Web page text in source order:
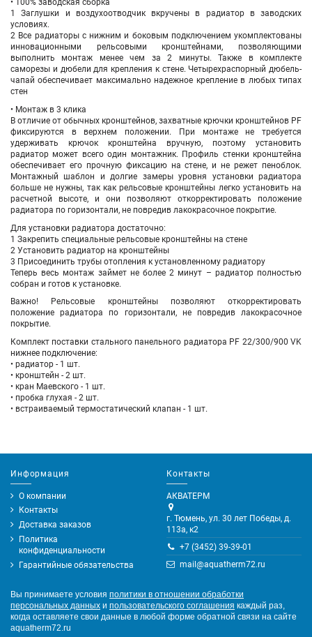
• 100% заводская сборка
1 Заглушки и воздухоотводчик вкручены в радиатор в заводских
условиях.
2 Все радиаторы с нижним и боковым подключением укомплектованы
инновационными рельсовыми кронштейнами, позволяющими
выполнить монтаж менее чем за 2 минуты. Также в комплекте
саморезы и дюбели для крепления к стене. Четырехраспорный дюбель-
чапай обеспечивает максимально надежное крепление в любых типах
стен
• Монтаж в 3 клика
В отличие от обычных кронштейнов, захватные крючки кронштейнов PF
фиксируются в верхнем положении. При монтаже не требуется
удерживать крючок кронштейна вручную, поэтому установить
радиатор может всего один монтажник. Профиль стенки кронштейна
обеспечивает его прочную фиксацию на стене, и не режет пеноблок.
Монтажный шаблон и долгие замеры уровня установки радиатора
больше не нужны, так как рельсовые кронштейны легко установить на
расчетной высоте, и они позволяют откорректировать положение
радиатора по горизонтали, не повредив лакокрасочное покрытие.
Для установки радиатора достаточно:
1 Закрепить специальные рельсовые кронштейны на стене
2 Установить радиатор на кронштейны
3 Присоединить трубы отопления к установленному радиатору
Теперь весь монтаж займет не более 2 минут – радиатор полностью
собран и готов к установке.
Важно! Рельсовые кронштейны позволяют откорректировать
положение радиатора по горизонтали, не повредив лакокрасочное
покрытие.
Комплект поставки стального панельного радиатора PF 22/300/900 VK
нижнее подключение:
• радиатор - 1 шт.
• кронштейн - 2 шт.
• кран Маевского - 1 шт.
• пробка глухая - 2 шт.
• встраиваемый термостатический клапан - 1 шт.
Информация
О компании
Контакты
Доставка заказов
Политика
конфиденциальности
Гарантийные обязательства
Контакты
АКВАТЕРМ
г. Тюмень, ул. 30 лет Победы, д.
113а, к2
+7 (3452) 39-39-01
mail@aquatherm72.ru
Вы принимаете условия политики в отношении обработки
персональных данных и пользовательского соглашения каждый раз,
когда оставляете свои данные в любой форме обратной связи на сайте
aquatherm72.ru